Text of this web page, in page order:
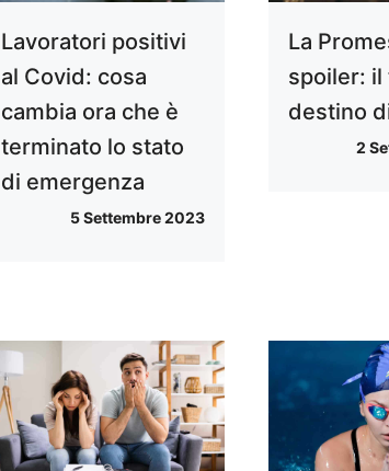
Lavoratori positivi
al Covid: cosa
cambia ora che è
terminato lo stato
di emergenza
5 Settembre 2023
La
spoiler: il
destino
2